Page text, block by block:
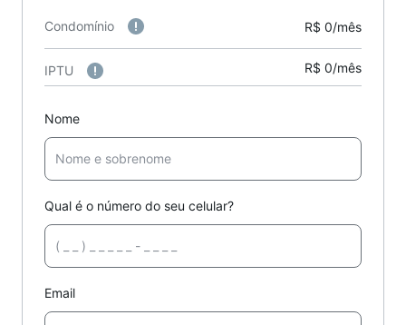
Condomínio R$ 0/mês
IPTU R$ 0/mês
Nome
Qual é o número do seu celular?
Email